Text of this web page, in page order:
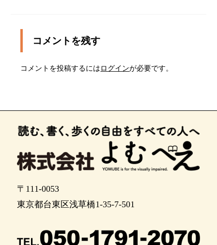
右側にみどりの窓口、左側にタクシー乗り場があ
ります。
王子駅の北口に到着しました。右手に入り口があ
ります。
当りにある階段で一階の降りると北口改札があり
と正面にロータリーがあり、右手がキオスク、左
手が切符売り場です。
コメントを残す
コメントを投稿するにはログインが必要です。
〒111-0053
東京都台東区浅草橋1-35-7-501